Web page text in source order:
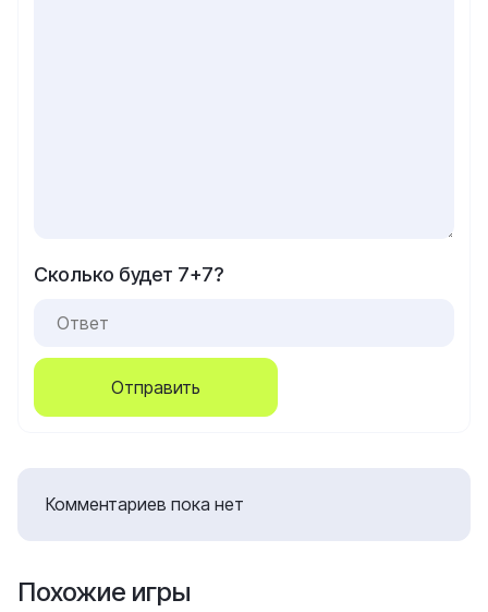
Сколько будет 7+7?
Отправить
Комментариев пока нет
Похожие игры